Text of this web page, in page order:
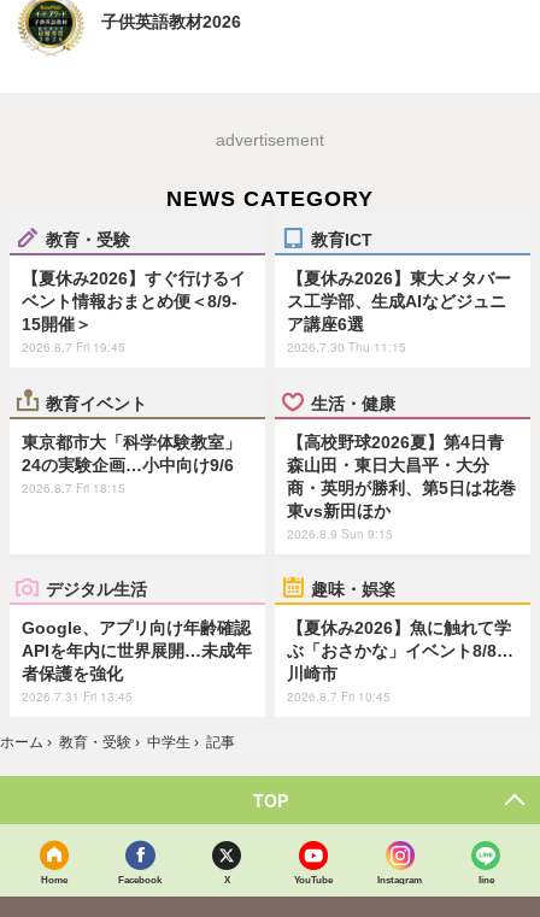
子供英語教材2026
advertisement
NEWS CATEGORY
教育・受験
【夏休み2026】すぐ行けるイ
ベント情報おまとめ便＜8/9-
15開催＞
2026.8.7 Fri 19:45
教育ICT
【夏休み2026】東大メタバー
ス工学部、生成AIなどジュニ
ア講座6選
2026.7.30 Thu 11:15
教育イベント
東京都市大「科学体験教室」
24の実験企画…小中向け9/6
2026.8.7 Fri 18:15
生活・健康
【高校野球2026夏】第4日青
森山田・東日大昌平・大分
商・英明が勝利、第5日は花巻
東vs新田ほか
2026.8.9 Sun 9:15
デジタル生活
Google、アプリ向け年齢確認
APIを年内に世界展開…未成年
者保護を強化
2026.7.31 Fri 13:45
趣味・娯楽
【夏休み2026】魚に触れて学
ぶ「おさかな」イベント8/8…
川崎市
2026.8.7 Fri 10:45
ホーム › 教育・受験 › 中学生 › 記事
TOP
Home Facebook X YouTube Instagram line